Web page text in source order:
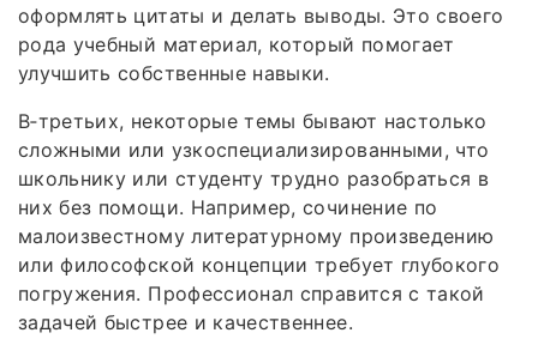
оформлять цитаты и делать выводы. Это своего
рода учебный материал, который помогает
улучшить собственные навыки.
В‑третьих, некоторые темы бывают настолько
сложными или узкоспециализированными, что
школьнику или студенту трудно разобраться в
них без помощи. Например, сочинение по
малоизвестному литературному произведению
или философской концепции требует глубокого
погружения. Профессионал справится с такой
задачей быстрее и качественнее.